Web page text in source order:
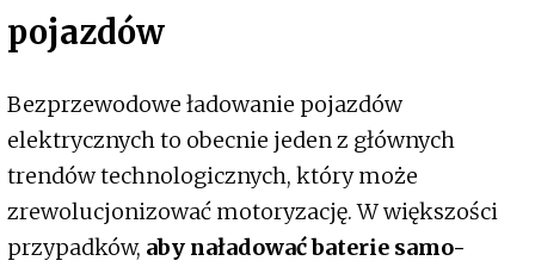
pojazdów
Bezprzewodowe ładowanie pojazdów
elektrycznych to obecnie jeden z głównych
trendów technologicznych, który może
zrewolucjonizować motoryzację. W większości
przypadków, aby naładować baterie samo-